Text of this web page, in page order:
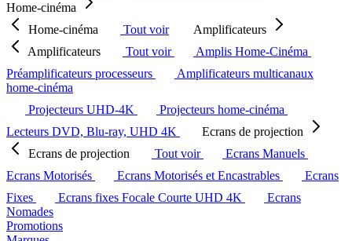
Home-cinéma
Home-cinéma
Tout voir
Amplificateurs
Amplificateurs
Tout voir
Amplis Home-Cinéma
Préamplificateurs processeurs
Amplificateurs multicanaux
home-cinéma
Projecteurs UHD-4K
Projecteurs home-cinéma
Lecteurs DVD, Blu-ray, UHD 4K
Ecrans de projection
Ecrans de projection
Tout voir
Ecrans Manuels
Ecrans Motorisés
Ecrans Motorisés et Encastrables
Ecrans
Fixes
Ecrans fixes Focale Courte UHD 4K
Ecrans
Nomades
Promotions